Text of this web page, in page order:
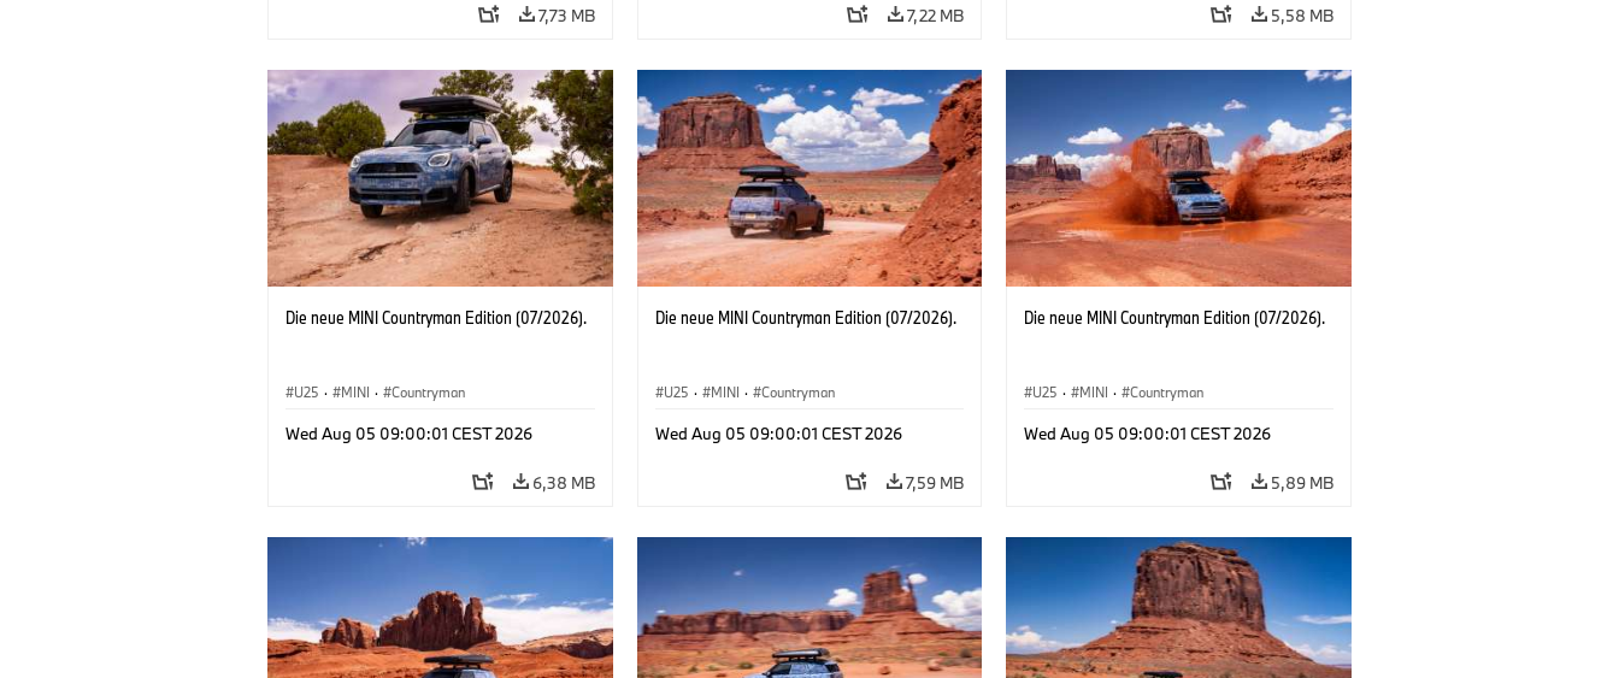
7,73 MB 7,22 MB 5,58 MB
Die neue MINI Countryman Edition (07/2026).
U25 · MINI · Countryman
Wed Aug 05 09:00:01 CEST 2026
6,38 MB
Die neue MINI Countryman Edition (07/2026).
U25 · MINI · Countryman
Wed Aug 05 09:00:01 CEST 2026
7,59 MB
Die neue MINI Countryman Edition (07/2026).
U25 · MINI · Countryman
Wed Aug 05 09:00:01 CEST 2026
5,89 MB